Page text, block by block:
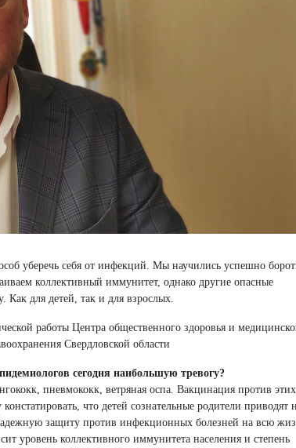
уберечь себя от инфекций. Мы научились успешно
коллективный иммунитет, однако другие опасные
для детей, так и для взрослых.
работы Центра общественного здоровья и
Свердловской области
сегодня наибольшую тревогу?
пневмококк, ветряная оспа. Вакцинация против этих
что детей сознательные родители приводят
защиту против инфекционных болезней на всю
уровень коллективного иммунитета населения и степень